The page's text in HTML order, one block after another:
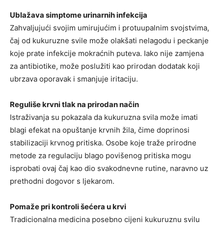
Ublažava simptome urinarnih infekcija
Zahvaljujući svojim umirujućim i protuupalnim svojstvima,
čaj od kukuruzne svile može olakšati nelagodu i peckanje
koje prate infekcije mokraćnih puteva. Iako nije zamjena
za antibiotike, može poslužiti kao prirodan dodatak koji
ubrzava oporavak i smanjuje iritaciju.
Reguliše krvni tlak na prirodan način
Istraživanja su pokazala da kukuruzna svila može imati
blagi efekat na opuštanje krvnih žila, čime doprinosi
stabilizaciji krvnog pritiska. Osobe koje traže prirodne
metode za regulaciju blago povišenog pritiska mogu
isprobati ovaj čaj kao dio svakodnevne rutine, naravno uz
prethodni dogovor s ljekarom.
Pomaže pri kontroli šećera u krvi
Tradicionalna medicina posebno cijeni kukuruznu svilu